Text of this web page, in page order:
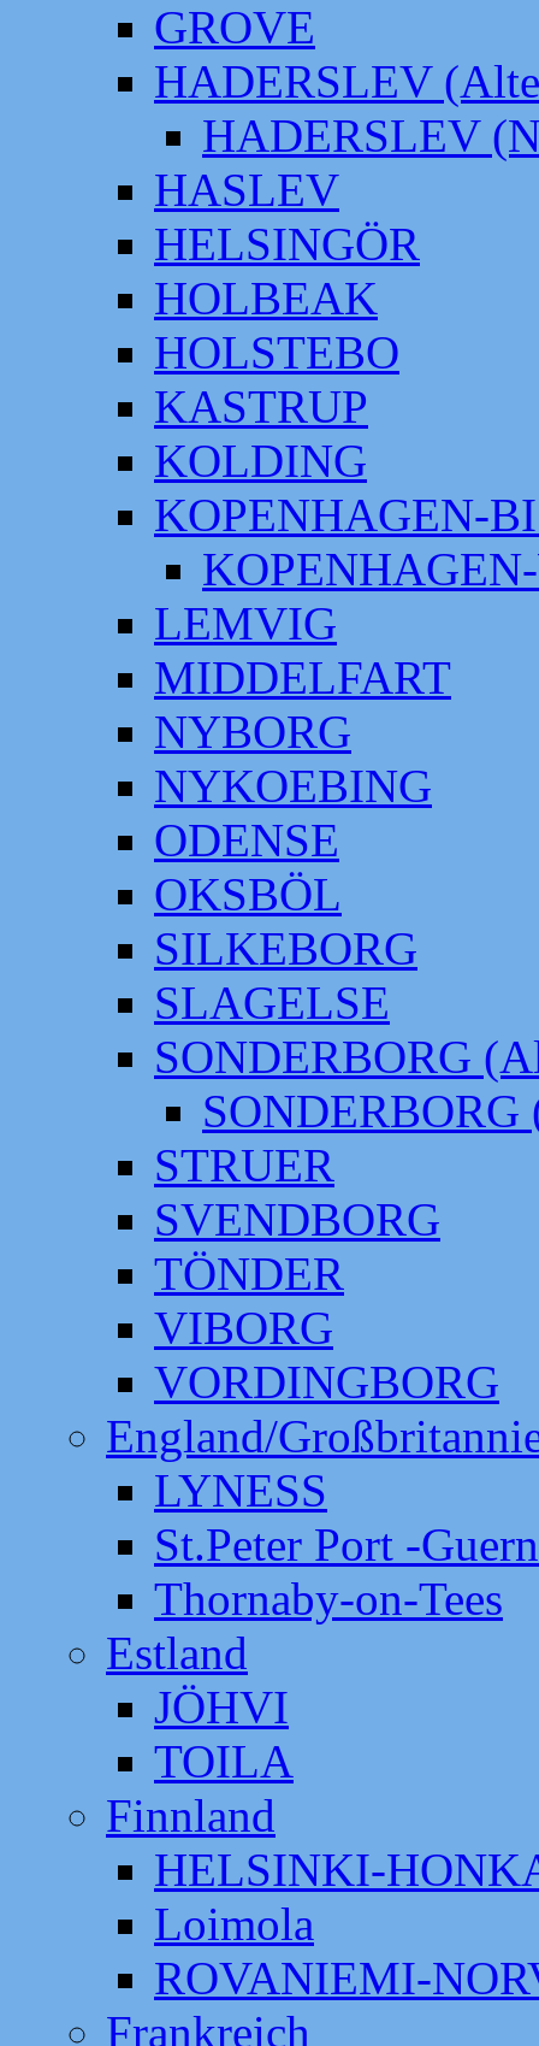
GROVE
HADERSLEV
HADERSLEV
HASLEV
HELSINGÖR
HOLBEAK
HOLSTEBO
KASTRUP
KOLDING
KOPENHAGEN-
LEMVIG
MIDDELFART
NYBORG
NYKOEBING
ODENSE
OKSBÖL
SILKEBORG
SLAGELSE
SONDERBORG
SONDERBORG
STRUER
SVENDBORG
TÖNDER
VIBORG
VORDINGBORG
England/
LYNESS
St.Peter Port -
Thornaby-on-Tees
Estland
JÖHVI
TOILA
Finnland
HELSINKI-
Loimola
ROVANIEMI-
Frankreich